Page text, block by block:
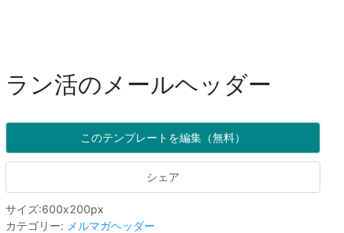
ラン活のメールヘッダー
このテンプレートを編集（無料）
シェア
サイズ:600x200px
カテゴリー: メルマガヘッダー